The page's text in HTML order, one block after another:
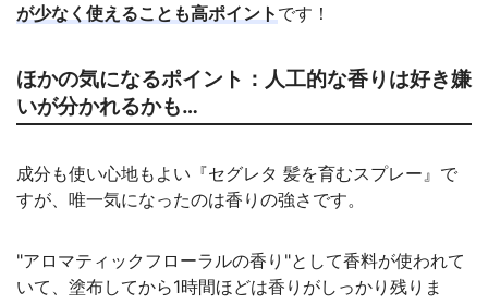
が少なく使えることも高ポイント です！
ほかの気になるポイント：人工的な香りは好き嫌
いが分かれるかも…
成分も使い心地もよい『セグレタ 髪を育むスプレー』で
すが、唯一気になったのは香りの強さです。
"アロマティックフローラルの香り"として香料が使われて
いて、塗布してから1時間ほどは香りがしっかり残りま